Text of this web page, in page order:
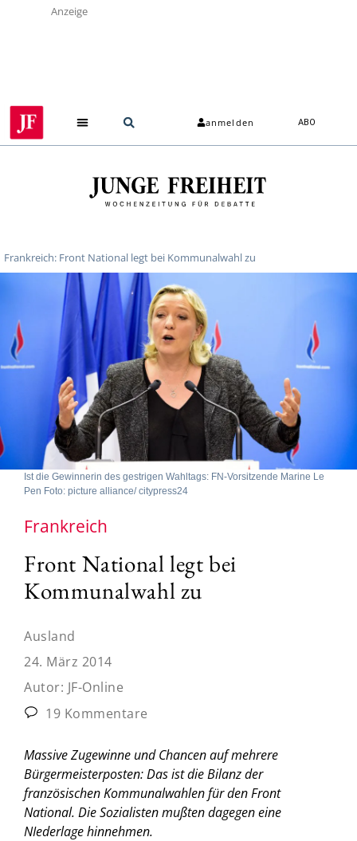
Anzeige
anmelden ABO
Frankreich: Front National legt bei Kommunalwahl zu
Ist die Gewinnerin des gestrigen Wahltags: FN-Vorsitzende Marine Le
Pen Foto: picture alliance/ citypress24
Frankreich
Front National legt bei
Kommunalwahl zu
Ausland
24. März 2014
Autor: JF-Online
19 Kommentare
Massive Zugewinne und Chancen auf mehrere
Bürgermeisterposten: Das ist die Bilanz der
französischen Kommunalwahlen für den Front
National. Die Sozialisten mußten dagegen eine
NIederlage hinnehmen.